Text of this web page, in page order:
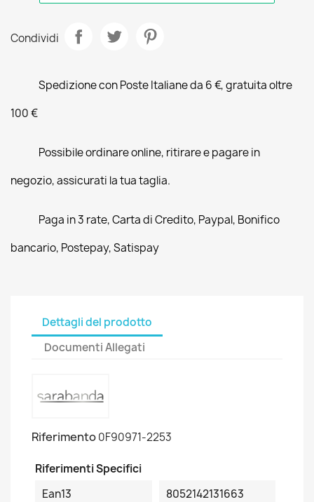
Condividi
Spedizione con Poste Italiane da 6 €, gratuita oltre
100 €
Possibile ordinare online, ritirare e pagare in
negozio, assicurati la tua taglia.
Paga in 3 rate, Carta di Credito, Paypal, Bonifico
bancario, Postepay, Satispay
Dettagli del prodotto
Documenti Allegati
Riferimento0F90971-2253
Riferimenti Specifici
Ean13
8052142131663